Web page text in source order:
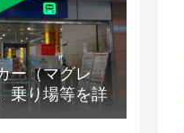
ー（マグレ
乗り場等を詳